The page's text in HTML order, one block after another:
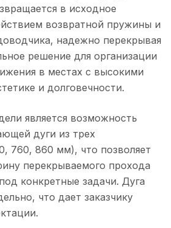
в исходное
возвратной пружины и
надежно перекрывая
решение для организации
в местах с высокими
и долговечности.
является возможность
дуги из трех
760, 860 мм), что позволяет
перекрываемого прохода
конкретные задачи. Дуга
что дает заказчику